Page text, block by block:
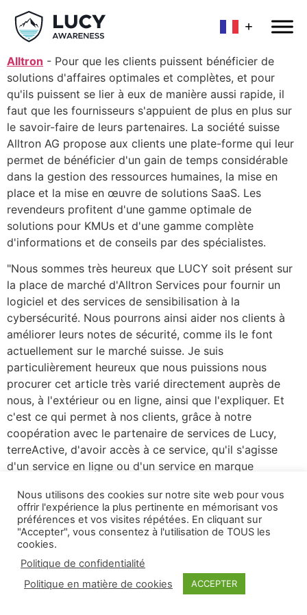
Alltron - Pour que les clients puissent bénéficier de
solutions d'affaires optimales et complètes, et pour
qu'ils puissent se lier à eux de manière aussi rapide, il
faut que les fournisseurs s'appuient de plus en plus sur
le savoir-faire de leurs partenaires. La société suisse
Alltron AG propose aux clients une plate-forme qui leur
permet de bénéficier d'un gain de temps considérable
dans la gestion des ressources humaines, la mise en
place et la mise en œuvre de solutions SaaS. Les
revendeurs profitent d'une gamme optimale de
solutions pour KMUs et d'une gamme complète
d'informations et de conseils par des spécialistes.
"Nous sommes très heureux que LUCY soit présent sur
la place de marché d'Alltron Services pour fournir un
logiciel et des services de sensibilisation à la
cybersécurité. Nous pourrons ainsi aider nos clients à
améliorer leurs notes de sécurité, comme ils le font
actuellement sur le marché suisse. Je suis
particulièrement heureux que nous puissions nous
procurer cet article très varié directement auprès de
nous, à l'extérieur ou en ligne, ainsi que l'expliquer. Et
c'est ce qui permet à nos clients, grâce à notre
coopération avec le partenaire de services de Lucy,
terreActive, d'avoir accès à ce service, qu'il s'agisse
d'un service en ligne ou d'un service en marque
Nous utilisons des cookies sur notre site web pour vous
offrir l'expérience la plus pertinente en mémorisant vos
préférences et vos visites répétées. En cliquant sur
"Accepter", vous consentez à l'utilisation de TOUS les
cookies.
Politique de confidentialité
Politique en matière de cookies
ACCEPTER